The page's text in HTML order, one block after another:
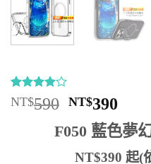
評分4/
5，已有
1
NT$590 原
價
格：
NT$390
前
價
格：
F050 藍色夢
NT$390 起(